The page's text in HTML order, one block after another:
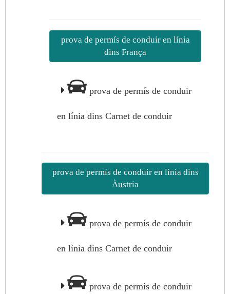
prova de permís de conduir en línia
dins França
prova de permís de conduir
en línia dins Carnet de conduir
prova de permís de conduir en línia dins
Àustria
prova de permís de conduir
en línia dins Carnet de conduir
prova de permís de conduir